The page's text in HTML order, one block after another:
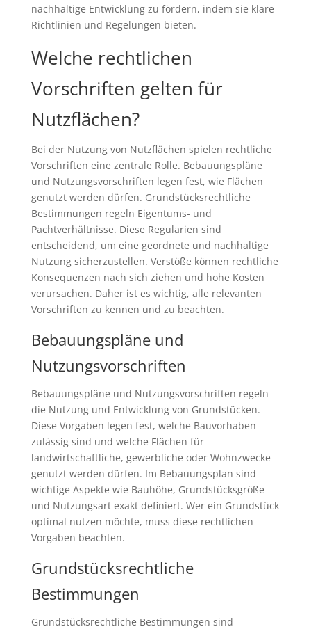
nachhaltige Entwicklung zu fördern, indem sie klare
Richtlinien und Regelungen bieten.
Welche rechtlichen
Vorschriften gelten für
Nutzflächen?
Bei der Nutzung von Nutzflächen spielen rechtliche
Vorschriften eine zentrale Rolle. Bebauungspläne
und Nutzungsvorschriften legen fest, wie Flächen
genutzt werden dürfen. Grundstücksrechtliche
Bestimmungen regeln Eigentums- und
Pachtverhältnisse. Diese Regularien sind
entscheidend, um eine geordnete und nachhaltige
Nutzung sicherzustellen. Verstöße können rechtliche
Konsequenzen nach sich ziehen und hohe Kosten
verursachen. Daher ist es wichtig, alle relevanten
Vorschriften zu kennen und zu beachten.
Bebauungspläne und
Nutzungsvorschriften
Bebauungspläne und Nutzungsvorschriften regeln
die Nutzung und Entwicklung von Grundstücken.
Diese Vorgaben legen fest, welche Bauvorhaben
zulässig sind und welche Flächen für
landwirtschaftliche, gewerbliche oder Wohnzwecke
genutzt werden dürfen. Im Bebauungsplan sind
wichtige Aspekte wie Bauhöhe, Grundstücksgröße
und Nutzungsart exakt definiert. Wer ein Grundstück
optimal nutzen möchte, muss diese rechtlichen
Vorgaben beachten.
Grundstücksrechtliche
Bestimmungen
Grundstücksrechtliche Bestimmungen sind